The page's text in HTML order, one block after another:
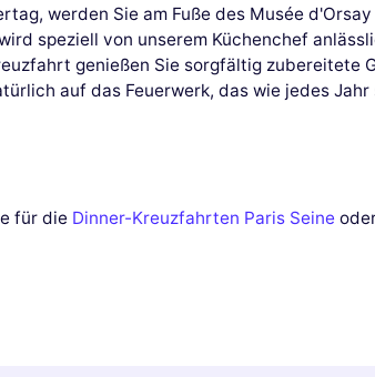
werden Sie am Fuße des Musée
speziell von unserem Küchenchef
genießen Sie sorgfältig
auf das Feuerwerk, das wie jedes
für die Dinner-Kreuzfahrten Paris Seine